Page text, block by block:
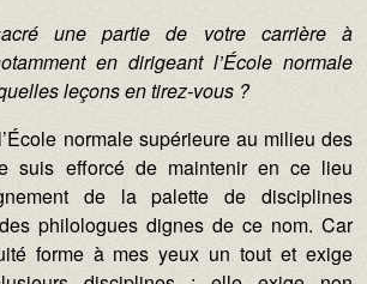
une partie de votre carrière à
en dirigeant l’École normale
leçons en tirez-vous ?
normale supérieure au milieu des
suis efforcé de maintenir en ce lieu
de la palette de disciplines
philologues dignes de ce nom. Car
forme à mes yeux un tout et exige